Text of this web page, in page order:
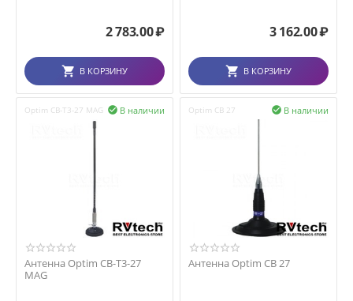
2 783.00₽
В КОРЗИНУ
3 162.00₽
В КОРЗИНУ
Optim CB-T3-27 MAG В наличии

Антенна Optim CB-T3-27
MAG
Optim CB 27 В наличии

Антенна Optim CB 27